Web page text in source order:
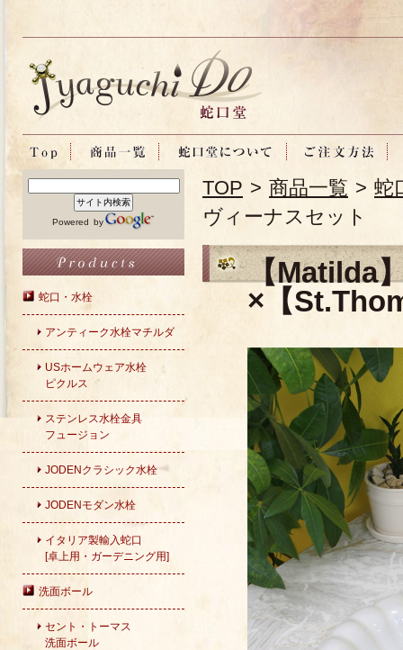
Powered by
蛇口・水栓
アンティーク水栓マチルダ
USホームウェア水栓
ピクルス
ステンレス水栓金具
フュージョン
JODENクラシック水栓
JODENモダン水栓
イタリア製輸入蛇口
[卓上用・ガーデニング用]
洗面ボール
セント・トーマス
洗面ボール
TOP > 商品一覧 > 蛇
ヴィーナスセット
【Matilda
×【